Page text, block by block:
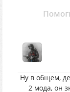
Ну в общем,
2 мода, он